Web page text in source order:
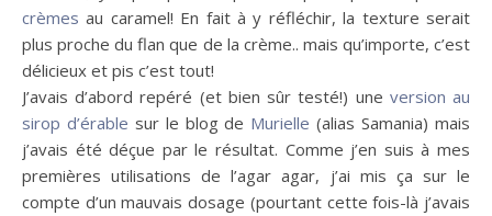
crèmes au caramel! En fait à y réfléchir, la texture serait
plus proche du flan que de la crème.. mais qu’importe, c’est
délicieux et pis c’est tout!
J’avais d’abord repéré (et bien sûr testé!) une version au
sirop d’érable sur le blog de Murielle (alias Samania) mais
j’avais été déçue par le résultat. Comme j’en suis à mes
premières utilisations de l’agar agar, j’ai mis ça sur le
compte d’un mauvais dosage (pourtant cette fois-là j’avais